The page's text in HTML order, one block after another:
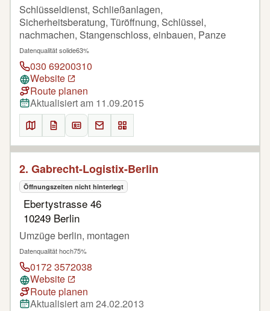
Schlüsseldienst, Schließanlagen,
Sicherheitsberatung, Türöffnung, Schlüssel,
nachmachen, Stangenschloss, einbauen, Panze
Datenqualität solide63%
030 69200310
Website
Route planen
Aktualisiert am 11.09.2015
2. Gabrecht-Logistix-Berlin
Öffnungszeiten nicht hinterlegt
Ebertystrasse 46
10249 Berlin
Umzüge berlin, montagen
Datenqualität hoch75%
0172 3572038
Website
Route planen
Aktualisiert am 24.02.2013